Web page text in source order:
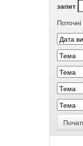
запит